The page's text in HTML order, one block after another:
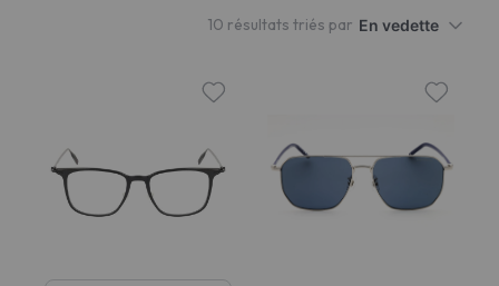
10 résultats triés par En vedette